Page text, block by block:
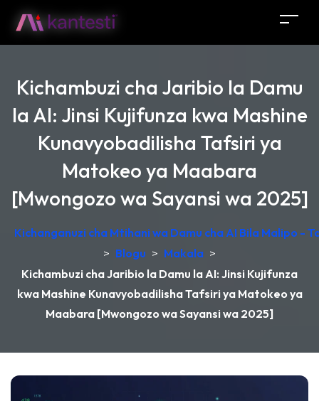
Kichambuzi cha Jaribio la Damu
la AI: Jinsi Kujifunza kwa Mashine
Kunavyobadilisha Tafsiri ya
Matokeo ya Maabara
[Mwongozo wa Sayansi wa 2025]
Kichanganuzi cha Mtihani wa Damu cha AI Bila Malipo -
> Blogu > Makala >
Kichambuzi cha Jaribio la Damu la AI: Jinsi Kujifunza
kwa Mashine Kunavyobadilisha Tafsiri ya Matokeo ya
Maabara [Mwongozo wa Sayansi wa 2025]